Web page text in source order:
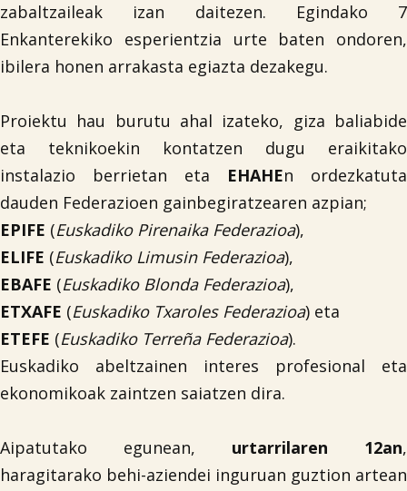
zabaltzaileak izan daitezen. Egindako 7
Enkanterekiko esperientzia urte baten ondoren,
ibilera honen arrakasta egiazta dezakegu.
Proiektu hau burutu ahal izateko, giza baliabide
eta teknikoekin kontatzen dugu eraikitako
instalazio berrietan eta EHAHEn ordezkatuta
dauden Federazioen gainbegiratzearen azpian;
EPIFE (Euskadiko Pirenaika Federazioa),
ELIFE (Euskadiko Limusin Federazioa),
EBAFE (Euskadiko Blonda Federazioa),
ETXAFE (Euskadiko Txaroles Federazioa) eta
ETEFE (Euskadiko Terreña Federazioa).
Euskadiko abeltzainen interes profesional eta
ekonomikoak zaintzen saiatzen dira.
Aipatutako egunean, urtarrilaren 12an,
haragitarako behi-aziendei inguruan guztion artean